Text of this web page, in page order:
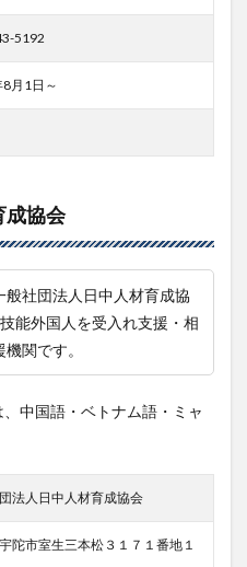
5192
月1日～
成協会
般社団法人日中人材育成協
能外国人を受入れ支援・相
関です。
中国語・ベトナム語・ミャ
法人日中人材育成協会
陀市室生三本松３１７１番地１